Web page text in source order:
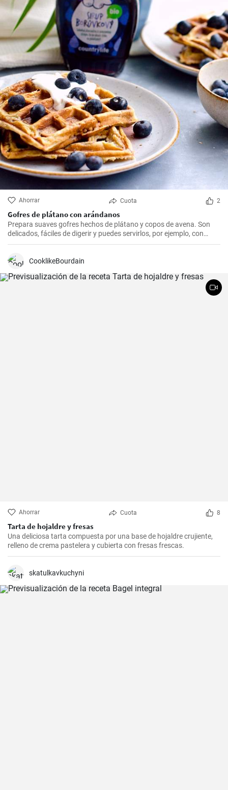
Ahorrar Cuota 2
Gofres de plátano con arándanos
Prepara suaves gofres hechos de plátano y copos de avena. Son
delicados, fáciles de digerir y puedes servirlos, por ejemplo, con
arándanos frescos y sirope de arándanos.
CooklikeBourdain
Ahorrar Cuota 8
Tarta de hojaldre y fresas
Una deliciosa tarta compuesta por una base de hojaldre crujiente,
relleno de crema pastelera y cubierta con fresas frescas.
skatulkavkuchyni